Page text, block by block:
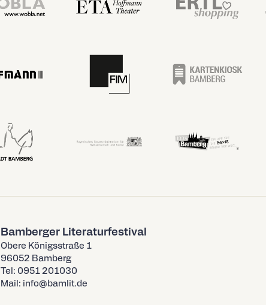
Bamberger Literaturfestival
Obere Königsstraße 1
96052 Bamberg
Tel: 0951 201030
Mail: info@bamlit.de